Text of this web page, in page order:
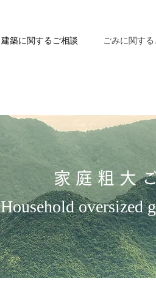
建築に関するご相談 ごみに関す
家 庭 粗 大
Household oversized